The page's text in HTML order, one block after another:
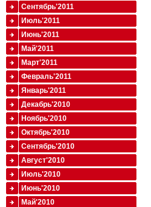
Сентябрь'2011
Июль'2011
Июнь'2011
Май'2011
Март'2011
Февраль'2011
Январь'2011
Декабрь'2010
Ноябрь'2010
Октябрь'2010
Сентябрь'2010
Август'2010
Июль'2010
Июнь'2010
Май'2010